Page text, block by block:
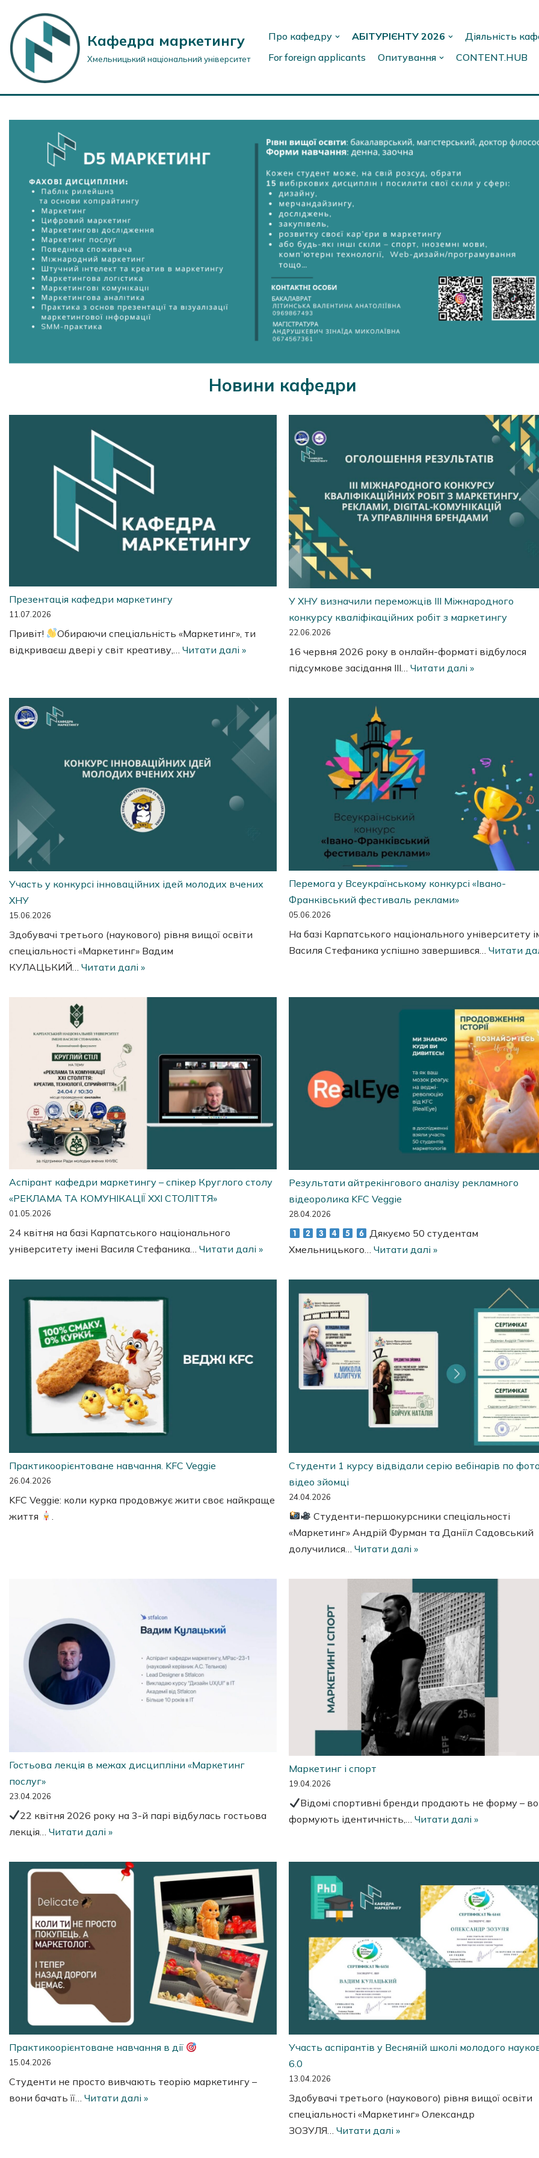
Перейти
до
вмісту
Кафедра маркетингу
Хмельницький національний університет
Про кафедру АБІТУРІЄНТУ 2026
Діяльність
For foreign applicants
Опитування CONTENT.HUB
Новини кафедри
Презентація кафедри маркетингу
11.07.2026
Привіт!
Обираючи спеціальність «Маркетинг», ти
відкриваєш двері у світ креативу,… Читати далі »
У ХНУ визначили переможців ІІI Міжнародного
конкурсу кваліфікаційних робіт з маркетингу
22.06.2026
16 червня 2026 року в онлайн-форматі відбулося
підсумкове засідання III…Читати далі »
Участь у конкурсі інноваційних ідей молодих вчених
ХНУ
15.06.2026
Здобувачі третього (наукового) рівня вищої освіти
спеціальності «Маркетинг» Вадим
КУЛАЦЬКИЙ… Читати далі »
Перемога у Всеукраїнському конкурсі «Івано-
Франківський фестиваль реклами»
05.06.2026
На базі Карпатського національного університету
Василя Стефаника успішно завершився…Читати
Аспірант кафедри маркетингу – спікер Круглого столу
«РЕКЛАМА ТА КОМУНІКАЦІЇ XXI СТОЛІТТЯ»
01.05.2026
24 квітня на базі Карпатського національного
університету імені Василя Стефаника… Читати далі »
Результати айтрекінгового аналізу рекламного
відеоролика KFC Veggie
28.04.2026
Дякуємо 50 студентам
Хмельницького…Читати далі »
Практикоорієнтоване навчання. KFC Veggie
26.04.2026
KFC Veggie: коли курка продовжує жити своє найкраще
життя
Студенти 1 курсу відвідали серію вебінарів по
відео зйомці
24.04.2026
Студенти-першокурсники спеціальності
«Маркетинг» Андрій Фурман та Даніїл Садовський
долучилися…Читати далі »
Гостьова лекція в межах дисципліни «Маркетинг
послуг»
23.04.2026
22 квітня 2026 року на 3-й парі відбулась гостьова
лекція… Читати далі »
Маркетинг і спорт
19.04.2026
Відомі спортивні бренди продають не форму –
формують ідентичність,…Читати далі »
Практикоорієнтоване навчання в дії
15.04.2026
Студенти не просто вивчають теорію маркетингу –
вони бачать її… Читати далі »
Участь аспірантів у Весняній школі молодого
6.0
13.04.2026
Здобувачі третього (наукового) рівня вищої освіти
спеціальності «Маркетинг» Олександр
ЗОЗУЛЯ…Читати далі »